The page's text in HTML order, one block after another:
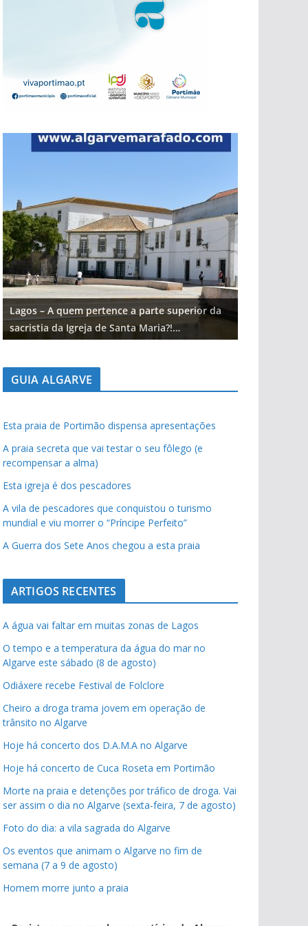
Lagos – A quem pertence a parte superior da
sacristia da Igreja de Santa Maria?!…
GUIA ALGARVE
Esta praia de Portimão dispensa apresentações
A praia secreta que vai testar o seu fôlego (e
recompensar a alma)
Esta igreja é dos pescadores
A vila de pescadores que conquistou o turismo
mundial e viu morrer o “Príncipe Perfeito”
A Guerra dos Sete Anos chegou a esta praia
ARTIGOS RECENTES
A água vai faltar em muitas zonas de Lagos
O tempo e a temperatura da água do mar no
Algarve este sábado (8 de agosto)
Odiáxere recebe Festival de Folclore
Cheiro a droga trama jovem em operação de
trânsito no Algarve
Hoje há concerto dos D.A.M.A no Algarve
Hoje há concerto de Cuca Roseta em Portimão
Morte na praia e detenções por tráfico de droga. Vai
ser assim o dia no Algarve (sexta-feira, 7 de agosto)
Foto do dia: a vila sagrada do Algarve
Os eventos que animam o Algarve no fim de
semana (7 a 9 de agosto)
Homem morre junto a praia